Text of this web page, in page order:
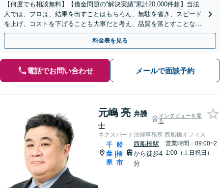
【何度でも相談無料】【借金問題の“解決実績”累計20,000件超】当法
人では、プロは、結果を出すことはもちろん、無駄を省き、スピード
を上げ、コストを下げることも大事だと考え、品質を落とすことな
く、費用を可能な限り安くすることにこだわります。
料金表を見る
電話でお問い合わせ メールで面談予約
元嶋 亮 弁護
士
インタビューを見
る
ネクスパート法律事務所 西船橋オフィス
千
葉
県
|
船
橋
市
西船橋駅
から徒歩4
分
営業時間：09:00~2
1:00（土日祝日）